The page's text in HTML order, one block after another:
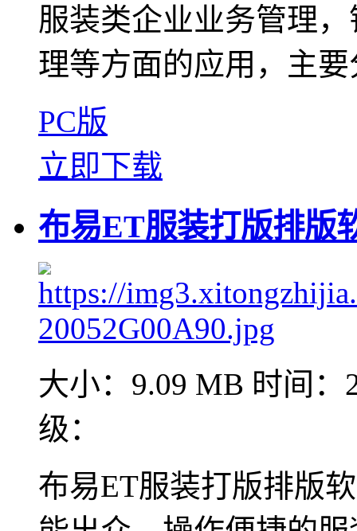
服装类企业业务管理
理等方面的应用，主
PC版
立即下载
布易ET服装打版排版
大小：9.09 MB 时间：
级：
布易ET服装打版排版